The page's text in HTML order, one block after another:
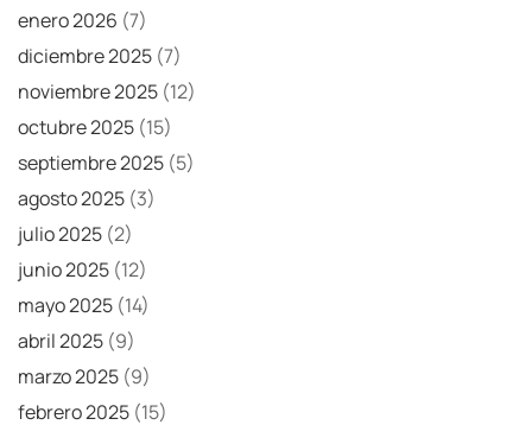
enero 2026 (7)
diciembre 2025 (7)
noviembre 2025 (12)
octubre 2025 (15)
septiembre 2025 (5)
agosto 2025 (3)
julio 2025 (2)
junio 2025 (12)
mayo 2025 (14)
abril 2025 (9)
marzo 2025 (9)
febrero 2025 (15)